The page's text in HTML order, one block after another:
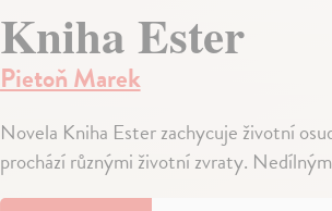
Kniha Ester
Pietoň Marek
Novela Kniha Ester zachycuje životní
prochází různými životní zvraty.